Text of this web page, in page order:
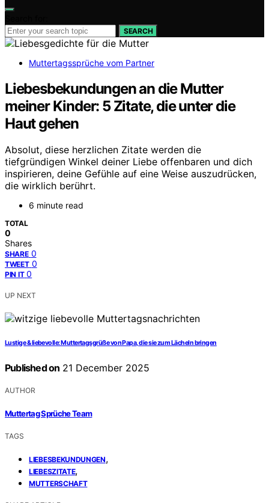
SEARCH
Muttertagssprüche vom Partner
Liebesbekundungen an die Mutter
meiner Kinder: 5 Zitate, die unter die
Haut gehen
Absolut, diese herzlichen Zitate werden die
tiefgründigen Winkel deiner Liebe offenbaren und dich
inspirieren, deine Gefühle auf eine Weise auszudrücken,
die wirklich berührt.
6 minute read
TOTAL
0
Shares
SHARE 0
TWEET 0
PIN IT 0
UP NEXT
Lustige & liebevolle: Muttertagsgrüße von Papa, die sie zum Lächeln bringen
Published on 21 December 2025
AUTHOR
Muttertag Sprüche Team
TAGS
LIEBESBEKUNDUNGEN,
LIEBESZITATE,
MUTTERSCHAFT